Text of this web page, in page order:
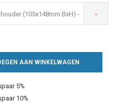
(105x148mm BxH) -
AAN WINKELWAGEN
5%
10%